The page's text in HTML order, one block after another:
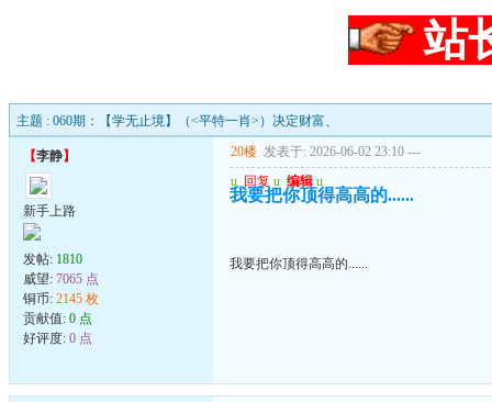
站
主题 : 060期：【学无止境】（<平特一肖>）决定财富、
【李静】
新手上路
发帖: 1810
威望: 7065 点
铜币: 2145 枚
贡献值: 0 点
好评度: 0 点
20楼 发表于: 2026-06-02 23:10 ---
u 回复 u 编辑 u
我要把你顶得高高的......
我要把你顶得高高的......